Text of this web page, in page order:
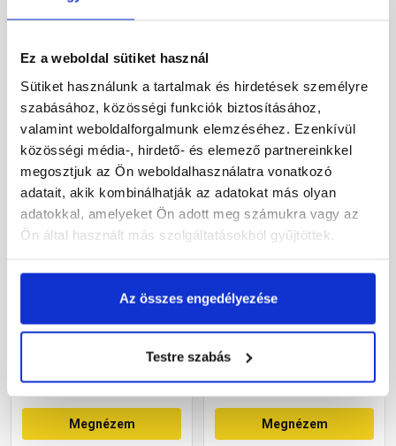
Ez a weboldal sütiket használ
Sütiket használunk a tartalmak és hirdetések személyre
szabásához, közösségi funkciók biztosításához,
valamint weboldalforgalmunk elemzéséhez. Ezenkívül
közösségi média-, hirdető- és elemező partnereinkkel
megosztjuk az Ön weboldalhasználatra vonatkozó
adatait, akik kombinálhatják az adatokat más olyan
adatokkal, amelyeket Ön adott meg számukra vagy az
Ön által használt más szolgáltatásokból gyűjtöttek.
Az összes engedélyezése
Testre szabás
Megnézem
gyöngykavicsos 60x60 cm
Gyártói készleten
Megnézem
gyöngykavicsos 50x50x50
cm
Gyártói készleten
68 705 Ft
Megnézem